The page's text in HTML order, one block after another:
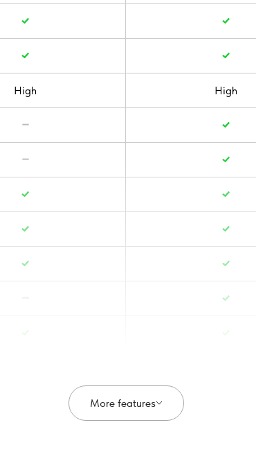
High High
More features